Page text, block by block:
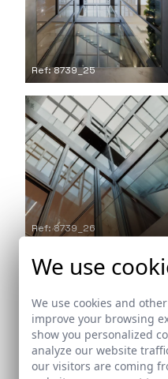
Ref: 8739_25
Ref: 8739_26
We use
We use cookies and
improve your browsing
show you personalized
analyze our website
our visitors are coming